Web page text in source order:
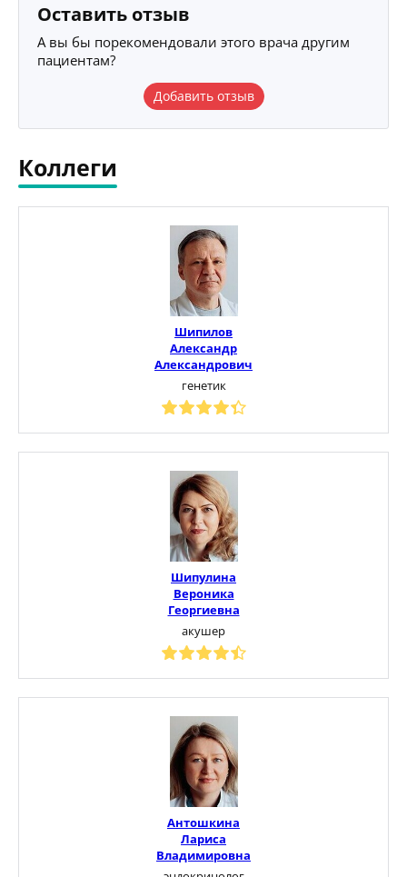
Оставить отзыв
А вы бы порекомендовали этого врача другим
пациентам?
Добавить отзыв
Коллеги
Шипилов
Александр
Александрович
генетик
Шипулина
Вероника
Георгиевна
акушер
Антошкина
Лариса
Владимировна